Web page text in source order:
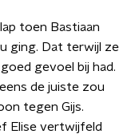
toen Bastiaan
ging. Dat terwijl ze
gevoel bij had.
de juiste zou
tegen Gijs.
Elise vertwijfeld